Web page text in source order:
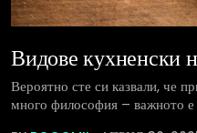
Видове кухненски
Вероятно сте си казвали, че
много философия – важното е